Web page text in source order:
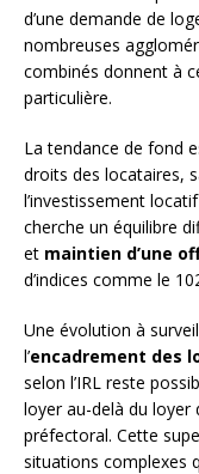
d’une demande de
nombreuses
combinés donnent à
particulière.
La tendance de fond
droits des locataires,
l’investissement
cherche un équilibre
et maintien d’une
d’indices comme le
Une évolution à
l’encadrement des
selon l’IRL reste
loyer au-delà du
préfectoral. Cette
situations complexes